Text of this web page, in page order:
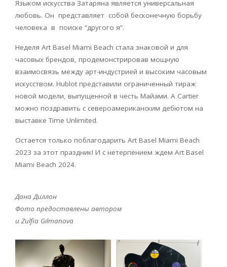
Языком искусства Затаряна является универсальная
любовь. Он представляет собой бесконечную борьбу
человека в поиске “другого я”.
Неделя Art Basel Miami Beach стала знаковой и для
часовых брендов, продемонстрировав мощную
взаимосвязь между арт-индустрией и высоким часовым
искусством. Hublot представили ограниченный тираж
новой модели, выпущенной в честь Майами. А Cartier
можно поздравить с североамериканским дебютом на
выставкеTime Unlimited.
Остается только поблагодарить Art Basel Miami Beach
2023 за этот праздник! И с нетерпением ждем Art Basel
Miami Beach 2024.
Дана Диллон
Фото предоставлены автором
и Zulfia Gilmanova